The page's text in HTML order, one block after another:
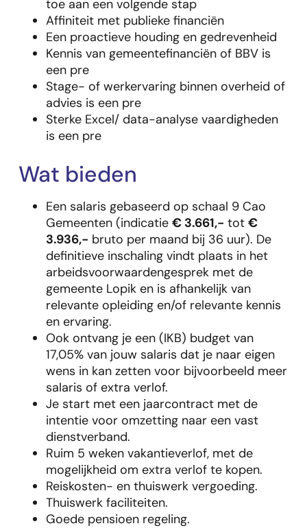
toe aan een volgende stap
Affiniteit met publieke financiën
Een proactieve houding en gedrevenheid
Kennis van gemeentefinanciën of BBV is
een pre
Stage- of werkervaring binnen overheid of
advies is een pre
Sterke Excel/ data-analyse vaardigheden
is een pre
Wat bieden
Een salaris gebaseerd op schaal 9 Cao
Gemeenten (indicatie € 3.661,- tot €
3.936,- bruto per maand bij 36 uur). De
definitieve inschaling vindt plaats in het
arbeidsvoorwaardengesprek met de
gemeente Lopik en is afhankelijk van
relevante opleiding en/of relevante kennis
en ervaring.
Ook ontvang je een (IKB) budget van
17,05% van jouw salaris dat je naar eigen
wens in kan zetten voor bijvoorbeeld meer
salaris of extra verlof.
Je start met een jaarcontract met de
intentie voor omzetting naar een vast
dienstverband.
Ruim 5 weken vakantieverlof, met de
mogelijkheid om extra verlof te kopen.
Reiskosten- en thuiswerk vergoeding.
Thuiswerk faciliteiten.
Goede pensioen regeling.